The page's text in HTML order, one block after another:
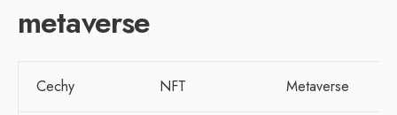
metaverse
Cechy NFT Metaverse